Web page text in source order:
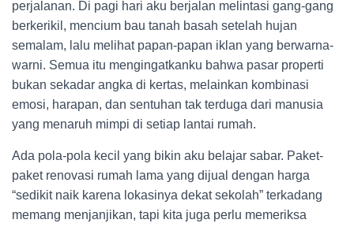
perjalanan. Di pagi hari aku berjalan melintasi gang-gang
berkerikil, mencium bau tanah basah setelah hujan
semalam, lalu melihat papan-papan iklan yang berwarna-
warni. Semua itu mengingatkanku bahwa pasar properti
bukan sekadar angka di kertas, melainkan kombinasi
emosi, harapan, dan sentuhan tak terduga dari manusia
yang menaruh mimpi di setiap lantai rumah.
Ada pola-pola kecil yang bikin aku belajar sabar. Paket-
paket renovasi rumah lama yang dijual dengan harga
“sedikit naik karena lokasinya dekat sekolah” terkadang
memang menjanjikan, tapi kita juga perlu memeriksa